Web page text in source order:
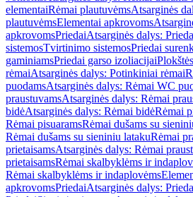
elementaiRėmai plautuvėmsAtsarginės
plautuvėmsElementai apkrovoms
apkrovomsPriedaiAtsarginės dalys:
sistemosTvirtinimo sistemosPriedai
gaminiamsPriedai garso izoliacijaiPlokštės
rėmaiAtsarginės dalys: Potinkiniai rėmai
puodamsAtsarginės dalys: Rėmai WC
praustuvamsAtsarginės dalys: Rėmai
bidėAtsarginės dalys: Rėmai bidėRėmai
Rėmai pisuaramsRėmai dušams su
Rėmai dušams su sieniniu latakuRėmai
prietaisamsAtsarginės dalys: Rėmai
prietaisamsRėmai skalbyklėms ir
Rėmai skalbyklėms ir indaplovėms
apkrovomsPriedaiAtsarginės dalys: